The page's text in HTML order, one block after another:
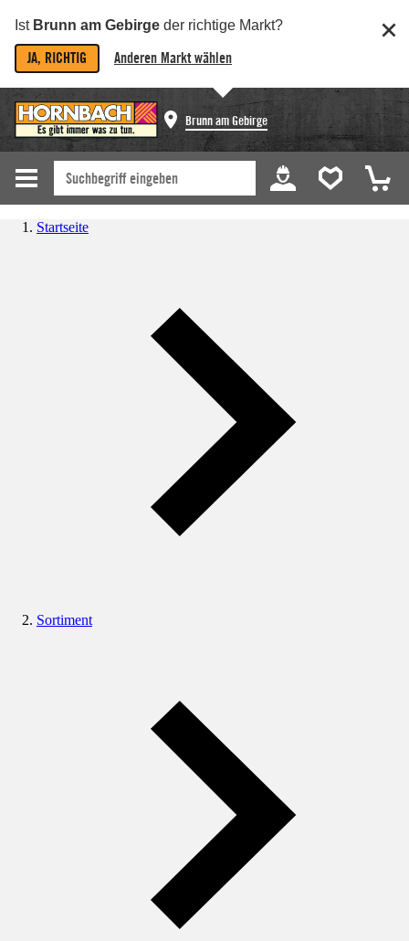
Ist Brunn am Gebirge der richtige Markt?
JA, RICHTIG Anderen Markt wählen
Brunn am Gebirge
Startseite
Sortiment